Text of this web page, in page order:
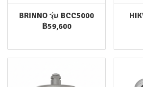
BRINNO รุ่น BCC5000
฿59,600